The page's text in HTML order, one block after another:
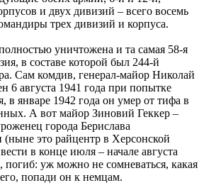
и двух дивизий – всего восемь
трех дивизий и корпуса.
уничтожена и та самая 58-я
в составе которой был 244-й
Сам комдив, генерал-майор Николай
6 августа 1941 года при попытке
в январе 1942 года он умер от тифа в
А вот майор Зиновий Геккер –
города Берислава
(ныне это райцентр в Херсонской
в конце июля – начале августа
погиб: уж можно не сомневаться, какая
попади он к немцам.